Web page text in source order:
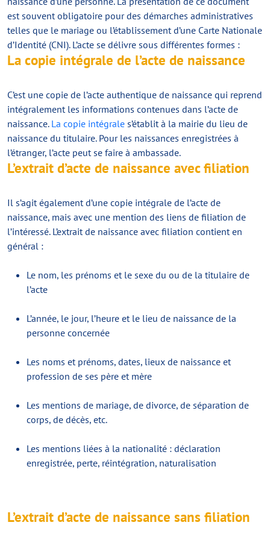
est souvent obligatoire pour des démarches administratives
telles que le mariage ou l’établissement d’une Carte Nationale
d’Identité (CNI). L’acte se délivre sous différentes formes :
La copie intégrale de l’acte de naissance
C’est une copie de l’acte authentique de naissance qui reprend
intégralement les informations contenues dans l’acte de
naissance. La copie intégrale s’établit à la mairie du lieu de
naissance du titulaire. Pour les naissances enregistrées à
l’étranger, l’acte peut se faire à ambassade.
L’extrait d’acte de naissance avec filiation
Il s’agit également d’une copie intégrale de l’acte de
naissance, mais avec une mention des liens de filiation de
l’intéressé. L’extrait de naissance avec filiation contient en
général :
Le nom, les prénoms et le sexe du ou de la titulaire de
l’acte
L’année, le jour, l’heure et le lieu de naissance de la
personne concernée
Les noms et prénoms, dates, lieux de naissance et
profession de ses père et mère
Les mentions de mariage, de divorce, de séparation de
corps, de décès, etc.
Les mentions liées à la nationalité : déclaration
enregistrée, perte, réintégration, naturalisation
L’extrait d’acte de naissance sans filiation